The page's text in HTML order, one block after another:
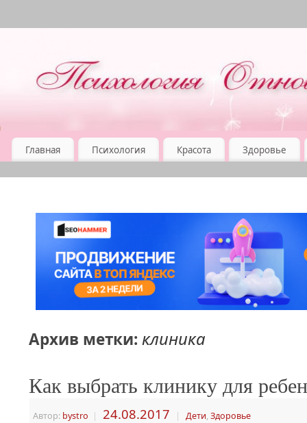
Главная Психология Красота Здоровье
Архив метки: клиника
Как выбрать клинику для
Автор: bystro | 24.08.2017 | Дети, Здоровье